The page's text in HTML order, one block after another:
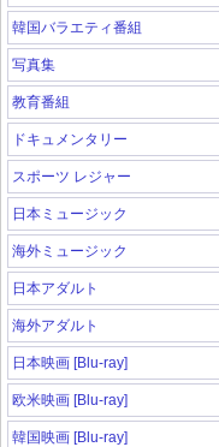
韓国バラエティ番組
写真集
教育番組
ドキュメンタリー
スポーツ レジャー
日本ミュージック
海外ミュージック
日本アダルト
海外アダルト
日本映画 [Blu-ray]
欧米映画 [Blu-ray]
韓国映画 [Blu-ray]